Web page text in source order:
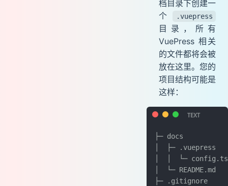
档目录下创建一
个
.vuepress
目录，所有
VuePress 相关
的文件都将会被
放在这里。您的
项目结构可能是
这样：
├─ docs
│  ├─ .vuepress
│  │  └─ config.ts
│  └─ README.md
├─ .gitignore